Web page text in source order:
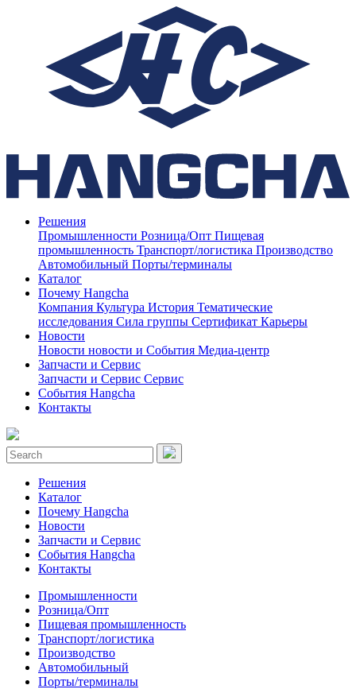
Решения
Промышленности Розница/Опт Пищевая
промышленность Транспорт/логистика Производство
Автомобильный Порты/терминалы
Каталог
Почему Hangcha
Компания Культура История Тематические
исследования Сила группы Сертификат Карьеры
Новости
Новости новости и События Медиа-центр
Запчасти и Сервис
Запчасти и Сервис Сервис
События Hangcha
Контакты
Решения
Каталог
Почему Hangcha
Новости
Запчасти и Сервис
События Hangcha
Контакты
Промышленности
Розница/Опт
Пищевая промышленность
Транспорт/логистика
Производство
Автомобильный
Порты/терминалы